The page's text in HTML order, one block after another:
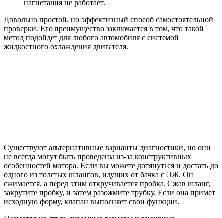
нагнетания не работает.
Довольно простой, но эффективный способ самостоятельной
проверки. Его преимущество заключается в том, что такой
метод подойдет для любого автомобиля с системой
жидкостного охлаждения двигателя.
Существуют альтернативные варианты диагностики, но они
не всегда могут быть проведены из-за конструктивных
особенностей мотора. Если вы можете дотянуться и достать до
одного из толстых шлангов, идущих от бачка с ОЖ. Он
сжимается, а перед этим откручивается пробка. Сжав шланг,
закрутите пробку, и затем разожмите трубку. Если она примет
исходную форму, клапан выполняет свои функции.